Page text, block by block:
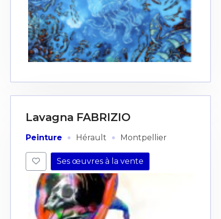
Lavagna FABRIZIO
Peinture · Hérault · Montpellier
Ses œuvres à la vente